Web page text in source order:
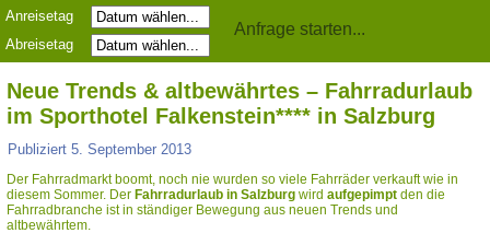
Anreisetag
Abreisetag
Neue Trends & altbewährtes – Fahrradurlaub
im Sporthotel Falkenstein**** in Salzburg
Publiziert 5. September 2013
Der Fahrradmarkt boomt, noch nie wurden so viele Fahrräder verkauft wie in
diesem Sommer. Der Fahrradurlaub in Salzburg wird aufgepimpt den die
Fahrradbranche ist in ständiger Bewegung aus neuen Trends und
altbewährtem.